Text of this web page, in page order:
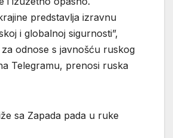
predstavlja izravnu
i globalnoj sigurnosti”,
odnose s javnošću ruskog
Telegramu, prenosi ruska
sa Zapada pada u ruke